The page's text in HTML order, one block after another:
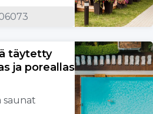
täytetty
ja poreallas
saunat